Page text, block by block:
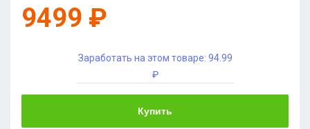
9499 ₽
Заработать на этом товаре: 94.99
₽
Купить